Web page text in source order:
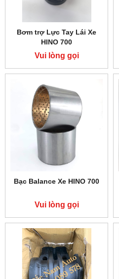
Bơm trợ Lực Tay Lái Xe
HINO 700
Vui lòng gọi
Bạc Balance Xe HINO 700
Vui lòng gọi